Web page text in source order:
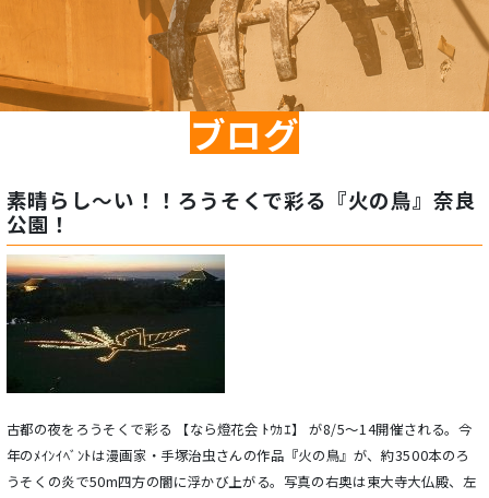
ブログ
素晴らし～い！！ろうそくで彩る『火の鳥』奈良
公園！
古都の夜をろうそくで彩る 【なら燈花会 ﾄｳｶｴ】 が8/5～14開催される。今
年のﾒｲﾝｲﾍﾞﾝﾄは漫画家・手塚治虫さんの作品『火の鳥』が、約3500本のろ
うそくの炎で50m四方の闇に浮かび上がる。写真の右奥は東大寺大仏殿、左